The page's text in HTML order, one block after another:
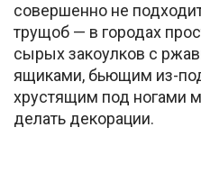
совершенно не
трущоб — в городах
сырых закоулков с
ящиками, бьющим из-
хрустящим под ногами
делать декорации.